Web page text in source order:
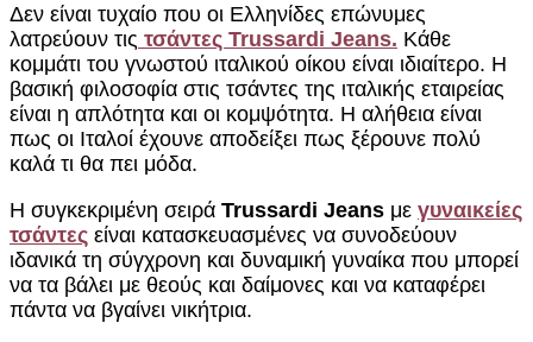
Δεν είναι τυχαίο που οι Ελληνίδες επώνυμες
λατρεύουν τις τσάντες Trussardi Jeans. Κάθε
κομμάτι του γνωστού ιταλικού οίκου είναι ιδιαίτερο. Η
βασική φιλοσοφία στις τσάντες της ιταλικής εταιρείας
είναι η απλότητα και οι κομψότητα. Η αλήθεια είναι
πως οι Ιταλοί έχουνε αποδείξει πως ξέρουνε πολύ
καλά τι θα πει μόδα.
Η συγκεκριμένη σειρά Trussardi Jeans με γυναικείες
τσάντες είναι κατασκευασμένες να συνοδεύουν
ιδανικά τη σύγχρονη και δυναμική γυναίκα που μπορεί
να τα βάλει με θεούς και δαίμονες και να καταφέρει
πάντα να βγαίνει νικήτρια.